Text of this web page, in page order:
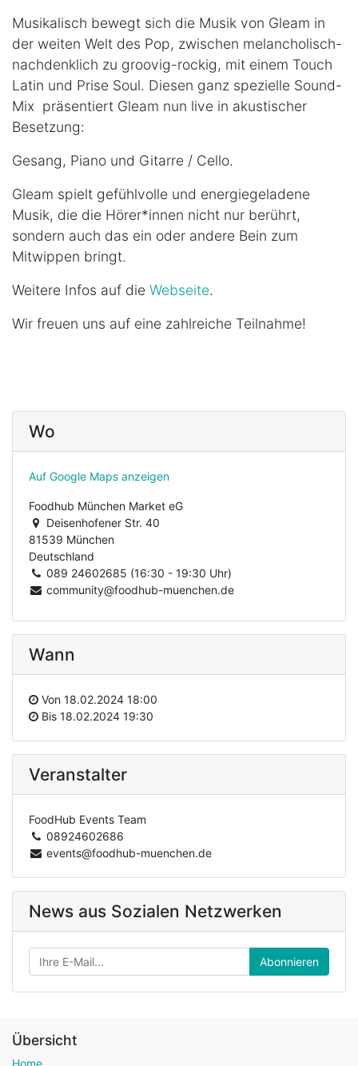
Musikalisch bewegt sich die Musik von Gleam in
der weiten Welt des Pop, zwischen melancholisch-
nachdenklich zu groovig-rockig, mit einem Touch
Latin und Prise Soul. Diesen ganz spezielle Sound-
Mix präsentiert Gleam nun live in akustischer
Besetzung:
Gesang, Piano und Gitarre / Cello.
Gleam spielt gefühlvolle und energiegeladene
Musik, die die Hörer*innen nicht nur berührt,
sondern auch das ein oder andere Bein zum
Mitwippen bringt.
Weitere Infos auf die Webseite.
Wir freuen uns auf eine zahlreiche Teilnahme!
Wo
Auf Google Maps anzeigen
Foodhub München Market eG
Deisenhofener Str. 40
81539 München
Deutschland
089 24602685 (16:30 - 19:30 Uhr)
community@foodhub-muenchen.de
Wann
Von 18.02.2024 18:00
Bis 18.02.2024 19:30
Veranstalter
FoodHub Events Team
08924602686
events@foodhub-muenchen.de
News aus Sozialen Netzwerken
Abonnieren
Übersicht
Home